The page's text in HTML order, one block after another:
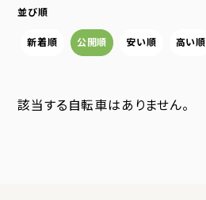
並び順
新着順 公開順 安い順 高い順
該当する自転車はありません。